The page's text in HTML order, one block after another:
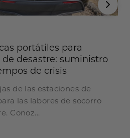
portátiles para
de desastre: suministro
de crisis
de las estaciones de
las labores de socorro
Conoz...